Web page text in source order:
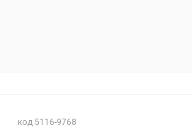
код 5116-9768